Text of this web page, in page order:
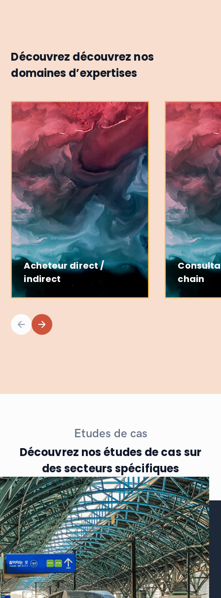
Découvrez découvrez nos
domaines d’expertises
Acheteur direct /
indirect
chain
Etudes de cas
Découvrez nos études de cas sur
des secteurs spécifiques